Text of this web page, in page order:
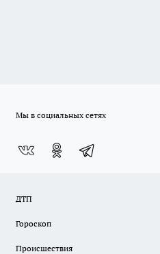
Мы в социальных сетях
ДТП
Гороскоп
Происшествия